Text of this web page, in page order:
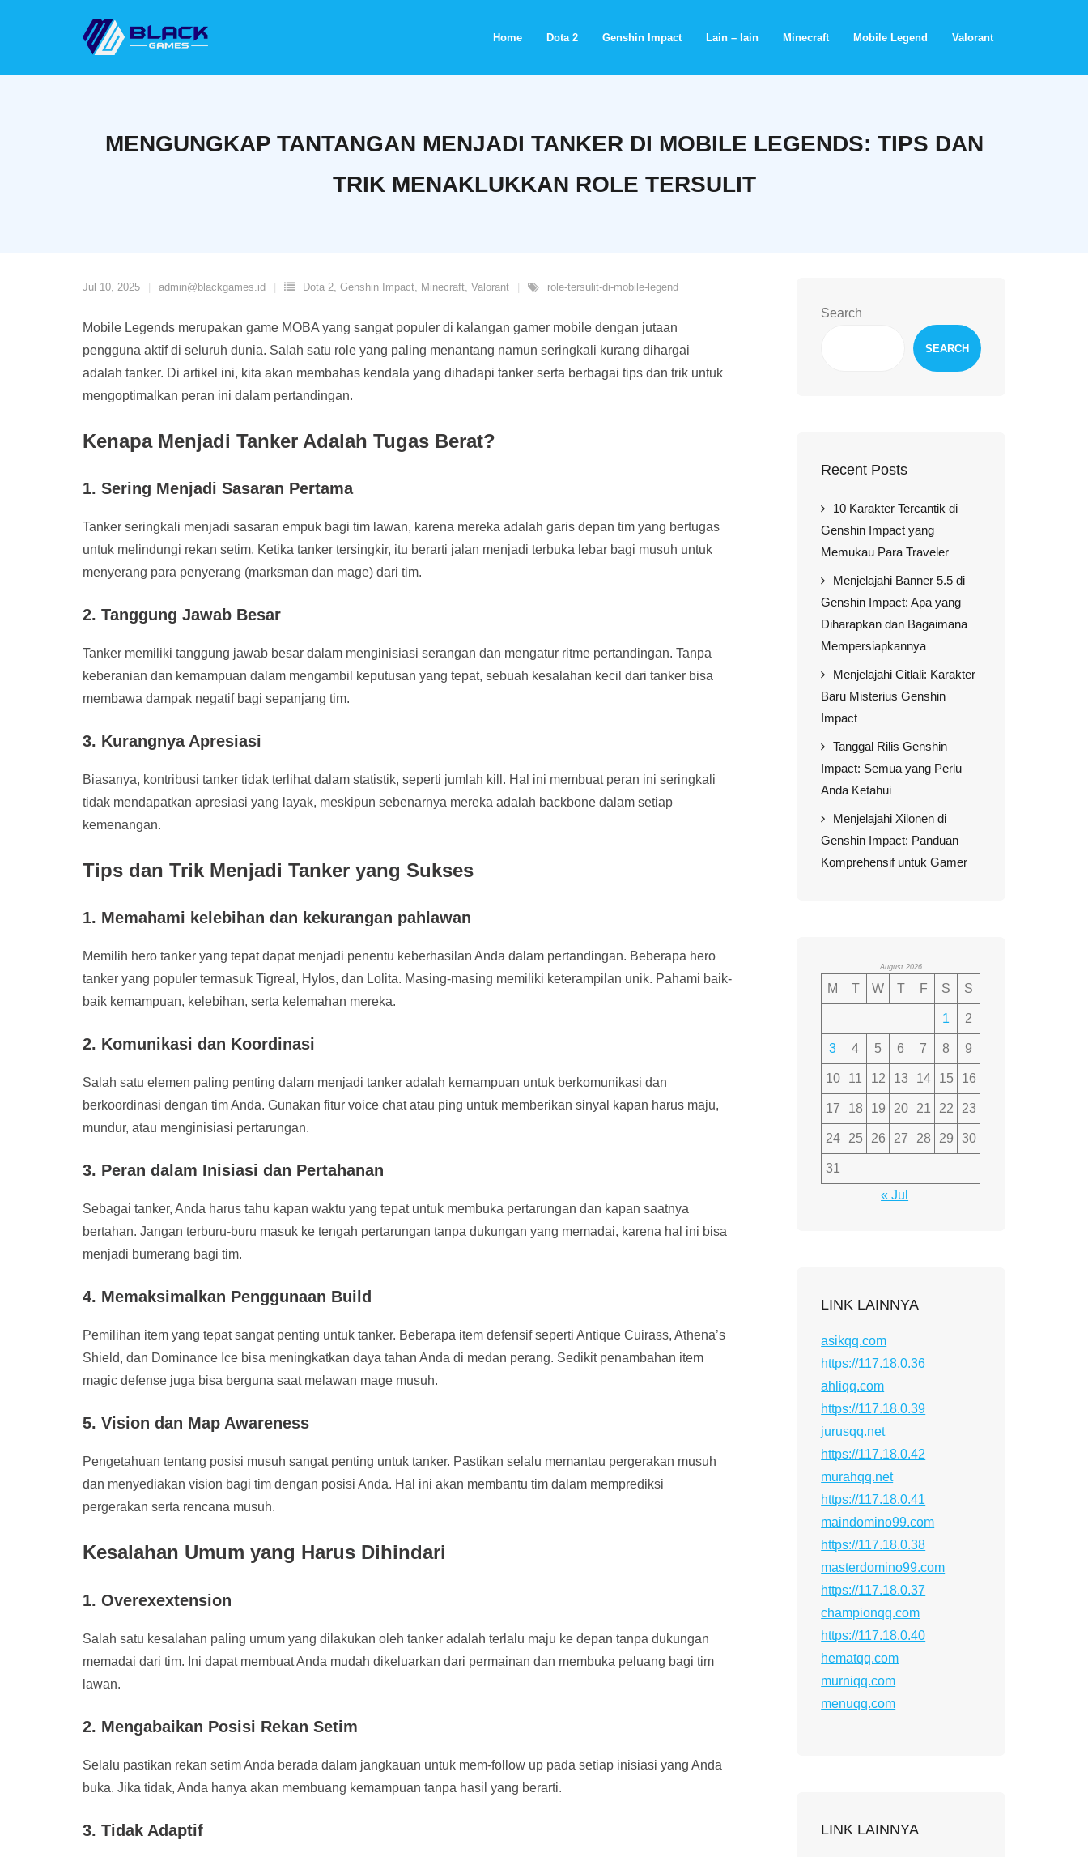
Home Dota 2 Genshin Impact Lain – lain Minecraft Mobile Legend Valorant
MENGUNGKAP TANTANGAN MENJADI TANKER DI MOBILE LEGENDS: TIPS DAN
TRIK MENAKLUKKAN ROLE TERSULIT
Jul 10, 2025 admin@blackgames.id Dota 2, Genshin Impact, Minecraft, Valorant role-tersulit-di-mobile-legend
Mobile Legends merupakan game MOBA yang sangat populer di kalangan gamer mobile dengan jutaan
pengguna aktif di seluruh dunia. Salah satu role yang paling menantang namun seringkali kurang dihargai
adalah tanker. Di artikel ini, kita akan membahas kendala yang dihadapi tanker serta berbagai tips dan trik untuk
mengoptimalkan peran ini dalam pertandingan.
Kenapa Menjadi Tanker Adalah Tugas Berat?
1. Sering Menjadi Sasaran Pertama
Tanker seringkali menjadi sasaran empuk bagi tim lawan, karena mereka adalah garis depan tim yang bertugas
untuk melindungi rekan setim. Ketika tanker tersingkir, itu berarti jalan menjadi terbuka lebar bagi musuh untuk
menyerang para penyerang (marksman dan mage) dari tim.
2. Tanggung Jawab Besar
Tanker memiliki tanggung jawab besar dalam menginisiasi serangan dan mengatur ritme pertandingan. Tanpa
keberanian dan kemampuan dalam mengambil keputusan yang tepat, sebuah kesalahan kecil dari tanker bisa
membawa dampak negatif bagi sepanjang tim.
3. Kurangnya Apresiasi
Biasanya, kontribusi tanker tidak terlihat dalam statistik, seperti jumlah kill. Hal ini membuat peran ini seringkali
tidak mendapatkan apresiasi yang layak, meskipun sebenarnya mereka adalah backbone dalam setiap
kemenangan.
Tips dan Trik Menjadi Tanker yang Sukses
1. Memahami kelebihan dan kekurangan pahlawan
Memilih hero tanker yang tepat dapat menjadi penentu keberhasilan Anda dalam pertandingan. Beberapa hero
tanker yang populer termasuk Tigreal, Hylos, dan Lolita. Masing-masing memiliki keterampilan unik. Pahami baik-
baik kemampuan, kelebihan, serta kelemahan mereka.
2. Komunikasi dan Koordinasi
Salah satu elemen paling penting dalam menjadi tanker adalah kemampuan untuk berkomunikasi dan
berkoordinasi dengan tim Anda. Gunakan fitur voice chat atau ping untuk memberikan sinyal kapan harus maju,
mundur, atau menginisiasi pertarungan.
3. Peran dalam Inisiasi dan Pertahanan
Sebagai tanker, Anda harus tahu kapan waktu yang tepat untuk membuka pertarungan dan kapan saatnya
bertahan. Jangan terburu-buru masuk ke tengah pertarungan tanpa dukungan yang memadai, karena hal ini bisa
menjadi bumerang bagi tim.
4. Memaksimalkan Penggunaan Build
Pemilihan item yang tepat sangat penting untuk tanker. Beberapa item defensif seperti Antique Cuirass, Athena’s
Shield, dan Dominance Ice bisa meningkatkan daya tahan Anda di medan perang. Sedikit penambahan item
magic defense juga bisa berguna saat melawan mage musuh.
5. Vision dan Map Awareness
Pengetahuan tentang posisi musuh sangat penting untuk tanker. Pastikan selalu memantau pergerakan musuh
dan menyediakan vision bagi tim dengan posisi Anda. Hal ini akan membantu tim dalam memprediksi
pergerakan serta rencana musuh.
Kesalahan Umum yang Harus Dihindari
1. Overexextension
Salah satu kesalahan paling umum yang dilakukan oleh tanker adalah terlalu maju ke depan tanpa dukungan
memadai dari tim. Ini dapat membuat Anda mudah dikeluarkan dari permainan dan membuka peluang bagi tim
lawan.
2. Mengabaikan Posisi Rekan Setim
Selalu pastikan rekan setim Anda berada dalam jangkauan untuk mem-follow up pada setiap inisiasi yang Anda
buka. Jika tidak, Anda hanya akan membuang kemampuan tanpa hasil yang berarti.
3. Tidak Adaptif
Search
SEARCH
Recent Posts
10 Karakter Tercantik di
Genshin Impact yang
Memukau Para Traveler
Menjelajahi Banner 5.5 di
Genshin Impact: Apa yang
Diharapkan dan Bagaimana
Mempersiapkannya
Menjelajahi Citlali: Karakter
Baru Misterius Genshin
Impact
Tanggal Rilis Genshin
Impact: Semua yang Perlu
Anda Ketahui
Menjelajahi Xilonen di
Genshin Impact: Panduan
Komprehensif untuk Gamer
August 2026
M T W T F S S
1 2
3 4 5 6 7 8 9
10 11 12 13 14 15 16
17 18 19 20 21 22 23
24 25 26 27 28 29 30
31
« Jul
LINK LAINNYA
asikqq.com
https://117.18.0.36
ahliqq.com
https://117.18.0.39
jurusqq.net
https://117.18.0.42
murahqq.net
https://117.18.0.41
maindomino99.com
https://117.18.0.38
masterdomino99.com
https://117.18.0.37
championqq.com
https://117.18.0.40
hematqq.com
murniqq.com
menuqq.com
LINK LAINNYA